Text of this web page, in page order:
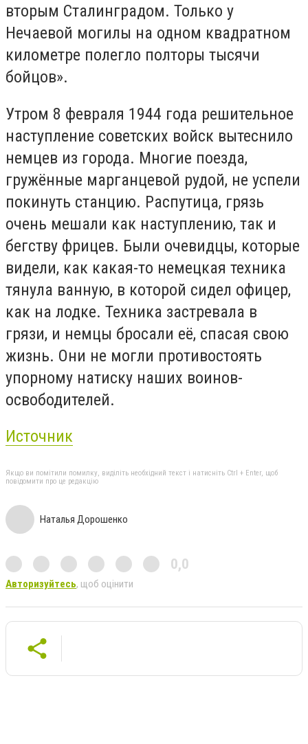
вторым Сталинградом. Только у
Нечаевой могилы на одном квадратном
километре полегло полторы тысячи
бойцов».
Утром 8 февраля 1944 года решительное
наступление советских войск вытеснило
немцев из города. Многие поезда,
гружённые марганцевой рудой, не успели
покинуть станцию. Распутица, грязь
очень мешали как наступлению, так и
бегству фрицев. Были очевидцы, которые
видели, как какая-то немецкая техника
тянула ванную, в которой сидел офицер,
как на лодке. Техника застревала в
грязи, и немцы бросали её, спасая свою
жизнь. Они не могли противостоять
упорному натиску наших воинов-
освободителей.
Источник
Якщо ви помітили помилку, виділіть необхідний текст і натисніть Ctrl + Enter, щоб
повідомити про це редакцію
Наталья Дорошенко
0,0
Авторизуйтесь, щоб оцінити